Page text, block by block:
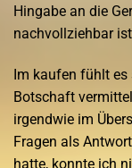
Hingabe an die
nachvollziehbar
Im kaufen fühlt es
Botschaft
irgendwie im
Fragen als
hatte, konnte ich